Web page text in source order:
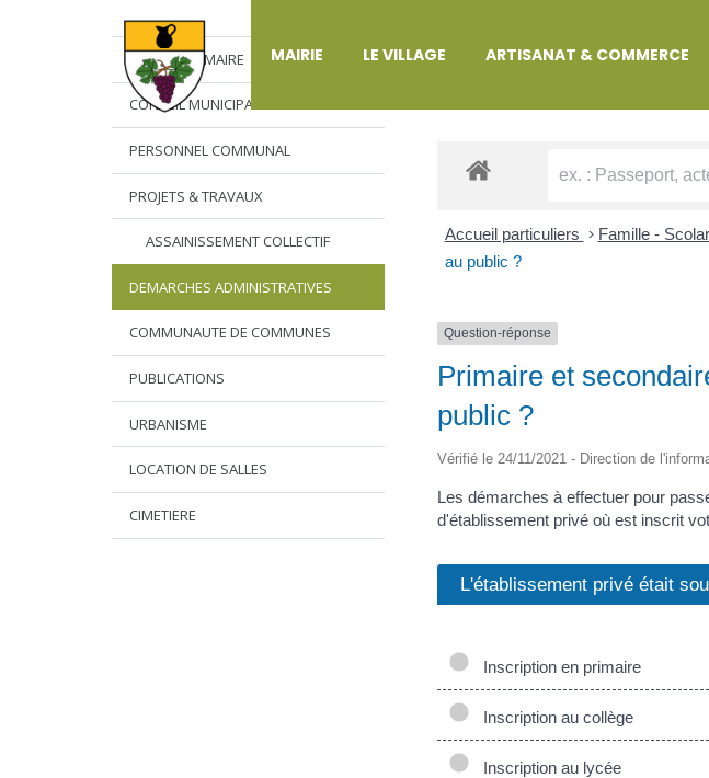
MAIRIE LE VILLAGE ARTISANAT & COMMERCE
L’EDITO DU MAIRE
CONSEIL MUNICIPAL
PERSONNEL COMMUNAL
PROJETS & TRAVAUX
ASSAINISSEMENT COLLECTIF
DEMARCHES ADMINISTRATIVES
COMMUNAUTE DE COMMUNES
PUBLICATIONS
URBANISME
LOCATION DE SALLES
CIMETIERE
DÉMARCHES
Accueil particuliers > Famille -
au public ?
Question-réponse
Primaire et
public ?
Vérifié le 24/11/2021 - Direction de
Les démarches à effectuer pour
d'établissement privé où est inscrit
L'établissement privé était
Inscription en primaire
Inscription au collège
Inscription au lycée